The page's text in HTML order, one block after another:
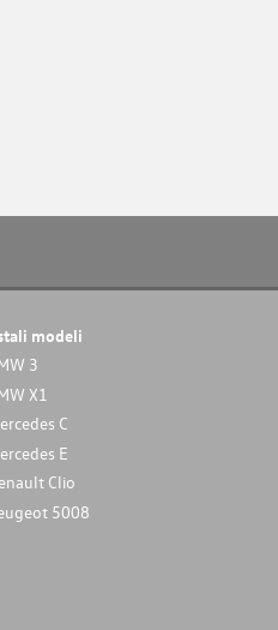
modeli
3
X1
C
E
Clio
5008